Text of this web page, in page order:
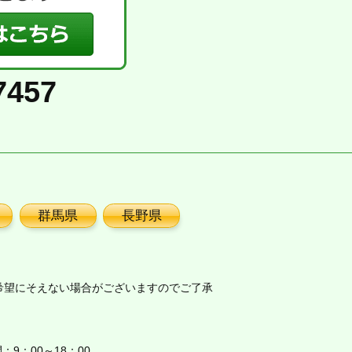
群馬県 長野県
にそえない場合がございますのでご了承